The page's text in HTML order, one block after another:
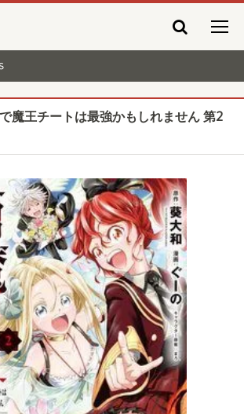
魔王チートは最強かもしれません 第2